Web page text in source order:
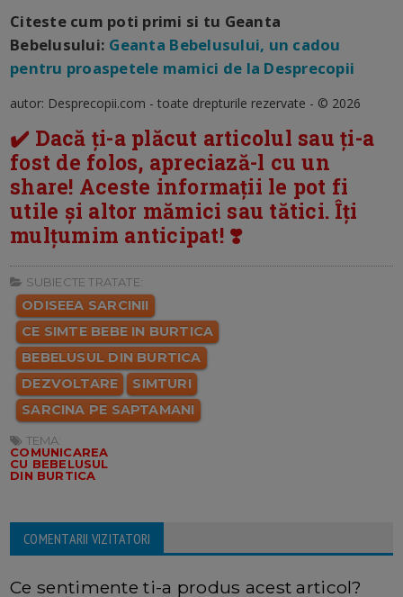
Citeste cum poti primi si tu Geanta
Bebelusului: Geanta Bebelusului, un cadou
pentru proaspetele mamici de la Desprecopii
autor: Desprecopii.com - toate drepturile rezervate - © 2026
✔️ Dacă ți-a plăcut articolul sau ți-a
fost de folos, apreciază-l cu un
share! Aceste informații le pot fi
utile și altor mămici sau tătici. Îți
mulțumim anticipat! ❣️
SUBIECTE TRATATE:
ODISEEA SARCINII
CE SIMTE BEBE IN BURTICA
BEBELUSUL DIN BURTICA
DEZVOLTARE
SIMTURI
SARCINA PE SAPTAMANI
TEMA:
COMUNICAREA
CU BEBELUSUL
DIN BURTICA
COMENTARII VIZITATORI
Ce sentimente ti-a produs acest articol?